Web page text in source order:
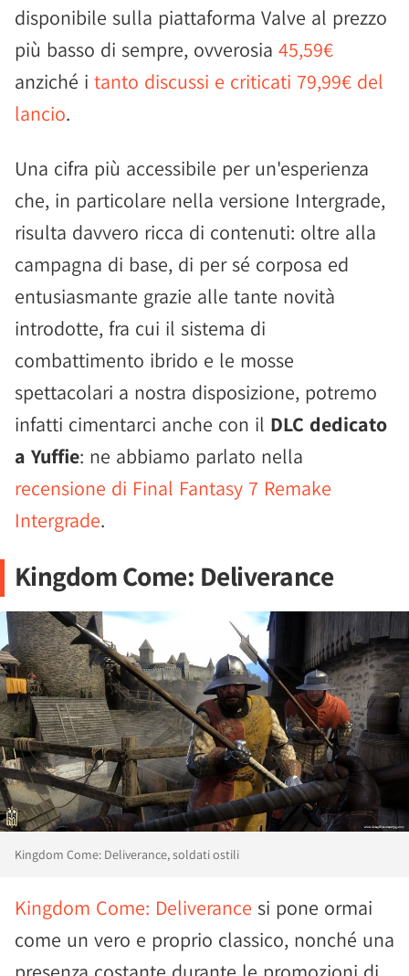
disponibile sulla piattaforma Valve al prezzo
più basso di sempre, ovverosia 45,59€
anziché i tanto discussi e criticati 79,99€ del
lancio.
Una cifra più accessibile per un'esperienza
che, in particolare nella versione Intergrade,
risulta davvero ricca di contenuti: oltre alla
campagna di base, di per sé corposa ed
entusiasmante grazie alle tante novità
introdotte, fra cui il sistema di
combattimento ibrido e le mosse
spettacolari a nostra disposizione, potremo
infatti cimentarci anche con il DLC dedicato
a Yuffie: ne abbiamo parlato nella
recensione di Final Fantasy 7 Remake
Intergrade.
Kingdom Come: Deliverance
Kingdom Come: Deliverance, soldati ostili
Kingdom Come: Deliverance si pone ormai
come un vero e proprio classico, nonché una